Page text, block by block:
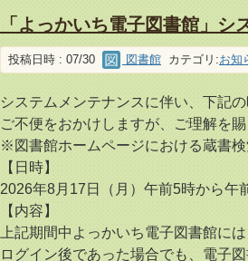
「よっかいち電子図書館」シ
投稿日時 : 07/30 図書館 カテゴリ:お知
システムメンテナンスに伴い、下記
ご不便をおかけしますが、ご理解を
※図書館ホームページにおける蔵書
【日時】
2026年8月17日（月）午前5時から午
【内容】
上記期間中よっかいち電子図書館に
ログイン後であった場合でも、電子